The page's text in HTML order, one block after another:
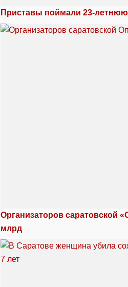
Приставы поймали 23-
Организаторов саратовской
млрд